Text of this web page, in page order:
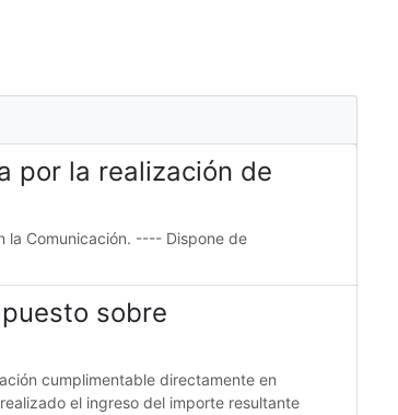
por la realización de
la Comunicación. ---- Dispone de
sobre
cumplimentable directamente en
el ingreso del importe resultante